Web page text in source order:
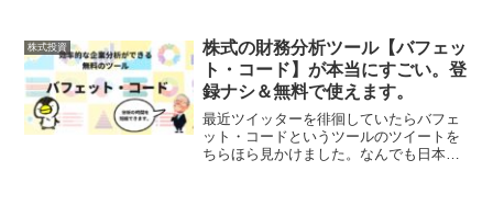
という堅実な投資で３億円以上の資産を
築かれた方で...
株式投資
株式の財務分析ツール【バフェッ
ト・コード】が本当にすごい。登
録ナシ＆無料で使えます。
最近ツイッターを徘徊していたらバフェ
ット・コードというツールのツイートを
ちらほら見かけました。なんでも日本企